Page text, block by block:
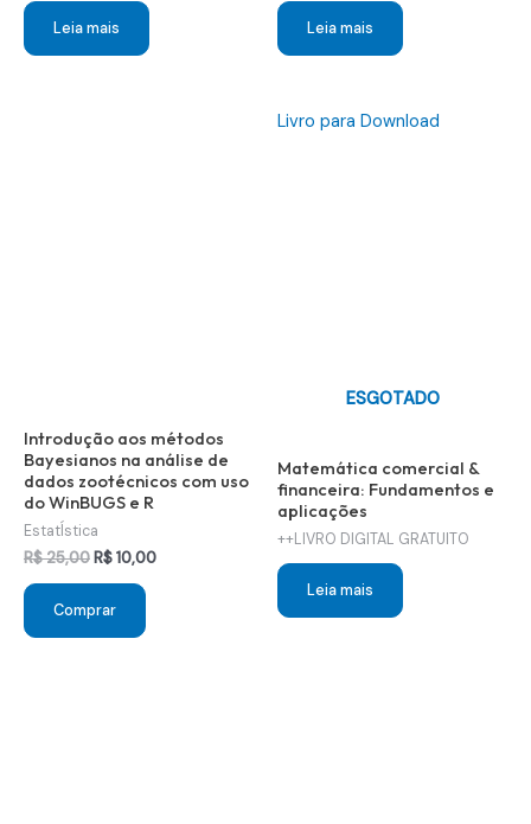
Leia mais Leia mais
Introdução aos métodos
Bayesianos na análise de
dados zootécnicos com uso
do WinBUGS e R
EstatÍstica
R$25,00O
original
era:
R$ 25,00.
R$10,00O
Comprar
Livro para Download
ESGOTADO
Matemática comercial &
financeira: Fundamentos e
aplicações
++LIVRO DIGITAL GRATUITO
Leia mais